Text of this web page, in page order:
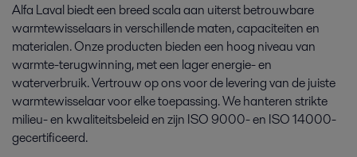
Alfa Laval biedt een breed scala aan uiterst betrouwbare
warmtewisselaars in verschillende maten, capaciteiten en
materialen. Onze producten bieden een hoog niveau van
warmte-terugwinning, met een lager energie- en
waterverbruik. Vertrouw op ons voor de levering van de juiste
warmtewisselaar voor elke toepassing. We hanteren strikte
milieu- en kwaliteitsbeleid en zijn ISO 9000- en ISO 14000-
gecertificeerd.